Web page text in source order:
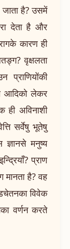
है? उसमें
देता है और
कारण ही
वृक्षलता
आदिको लेकर
ही अविनाशी
सर्वेषु भूतेषु
ज्ञानसे मनुष्य
प्राण
है? वह
विवेक
वर्णन करते